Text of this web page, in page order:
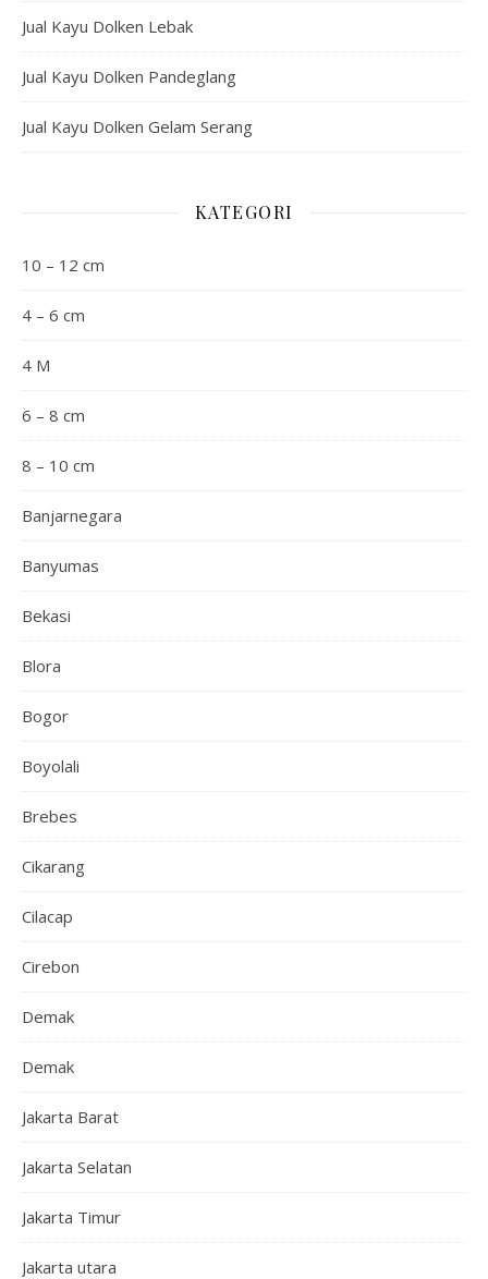
Jual Kayu Dolken Lebak
Jual Kayu Dolken Pandeglang
Jual Kayu Dolken Gelam Serang
KATEGORI
10 – 12 cm
4 – 6 cm
4 M
6 – 8 cm
8 – 10 cm
Banjarnegara
Banyumas
Bekasi
Blora
Bogor
Boyolali
Brebes
Cikarang
Cilacap
Cirebon
Demak
Demak
Jakarta Barat
Jakarta Selatan
Jakarta Timur
Jakarta utara